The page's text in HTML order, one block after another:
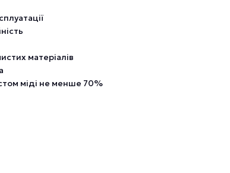
матеріалів
міді не менше 70%